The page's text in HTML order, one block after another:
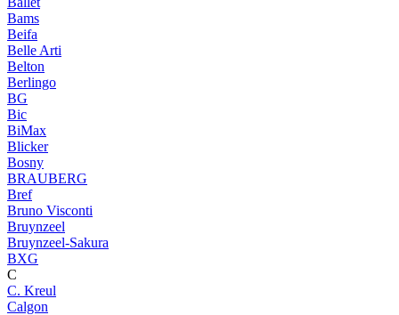
Bams
Beifa
Belle Arti
Belton
Berlingo
BG
Bic
BiMax
Blicker
Bosny
BRAUBERG
Bref
Bruno Visconti
Bruynzeel
Bruynzeel-Sakura
BXG
C
C. Kreul
Calgon